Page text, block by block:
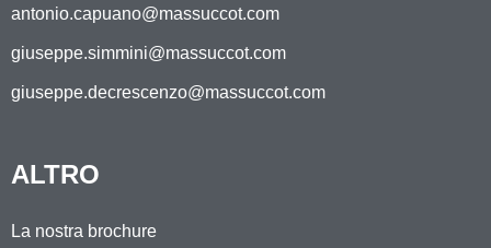
antonio.capuano@massuccot.com
giuseppe.simmini@massuccot.com
giuseppe.decrescenzo@massuccot.com
ALTRO
La nostra brochure